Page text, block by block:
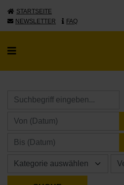
STARTSEITE
NEWSLETTER
FAQ